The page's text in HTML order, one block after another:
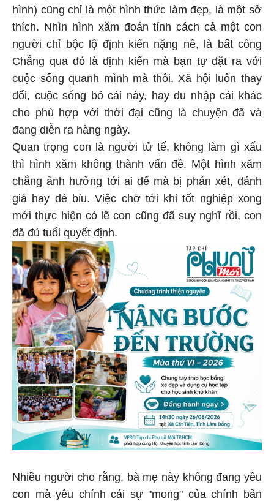
hình) cũng chỉ là một hình thức làm đẹp, là một sở
thích. Nhìn hình xăm đoán tính cách cả một con
người chỉ bộc lộ định kiến nặng nề, là bất công
Chẳng qua đó là định kiến mà bạn tự đặt ra với
cuộc sống quanh mình mà thôi. Xã hội luôn thay
đổi, cuộc sống bỏ cái này, hay du nhập cái khác
cho phù hợp với thời đại cũng là chuyện đã và
đang diễn ra hàng ngày.
Quan trọng con là người tử tế, không làm gì xấu
thì hình xăm không thành vấn đề. Một hình xăm
chẳng ảnh hưởng tới ai để mà bị phán xét, đánh
giá hay dè bỉu. Việc chờ tới khi tốt nghiệp xong
mới thực hiện có lẽ con cũng đã suy nghĩ rồi, con
đã đủ tuổi quyết định.
Nhiều người cho rằng, bà mẹ này không đang yêu
con mà yêu chính cái sự "mong" của chính bản